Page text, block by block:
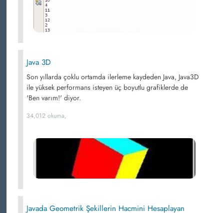
Java 3D
Son yıllarda çoklu ortamda ilerleme kaydeden Java, Java3D
ile yüksek performans isteyen üç boyutlu grafiklerde de
'Ben varım!' diyor.
34,012 okuma,
Javada Geometrik Şekillerin Hacmini Hesaplayan